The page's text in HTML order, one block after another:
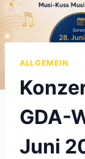
ALLGEMEIN
GDA-
Juni